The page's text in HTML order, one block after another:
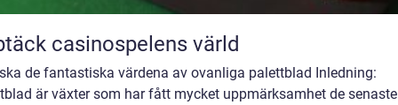
casinospelens värld
de fantastiska värdena av ovanliga palettblad Inledning:
är växter som har fått mycket uppmärksamhet de